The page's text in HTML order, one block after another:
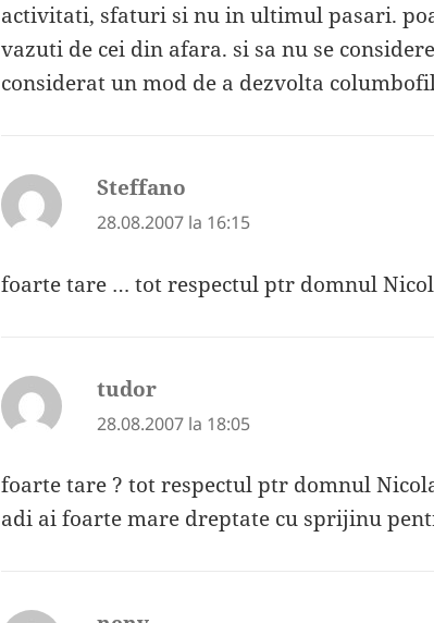
activitati, sfaturi si nu in ultimul pasari.
vazuti de cei din afara. si sa nu se
considerat un mod de a dezvolta
Steffano
28.08.2007 la 16:15
foarte tare … tot respectul ptr domnul
tudor
28.08.2007 la 18:05
foarte tare ? tot respectul ptr domnul
adi ai foarte mare dreptate cu sprijinu